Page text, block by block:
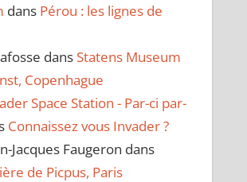
dans Pérou : les lignes de
dans Statens Museum
Copenhague
Space Station - Par-ci par-
Connaissez vous Invader ?
Jacques Faugeron dans
de Picpus, Paris